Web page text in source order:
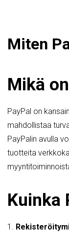
Miten
Mikä
PayPal on
mahdollistaa
PayPalin avulla
tuotteita
Kuinka
1.